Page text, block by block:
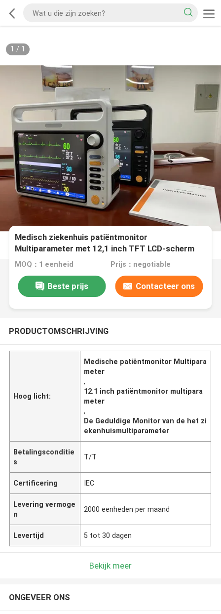
1 / 1
Medisch ziekenhuis patiëntmonitor
Multiparameter met 12,1 inch TFT LCD-scherm
MOQ：1 eenheid Prijs：negotiable
Beste prijs Contacteer ons
PRODUCTOMSCHRIJVING
Hoog licht:
Medische patiëntmonitor Multipara
meter
,
12.1 inch patiëntmonitor multipara
meter
,
De Geduldige Monitor van de het zi
ekenhuismultiparameter
Betalingsconditie
s
T/T
Certificering IEC
Levering vermoge
n
2000 eenheden per maand
Levertijd 5 tot 30 dagen
Bekijk meer
ONGEVEER ONS